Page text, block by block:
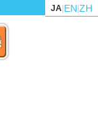
JA|EN|ZH